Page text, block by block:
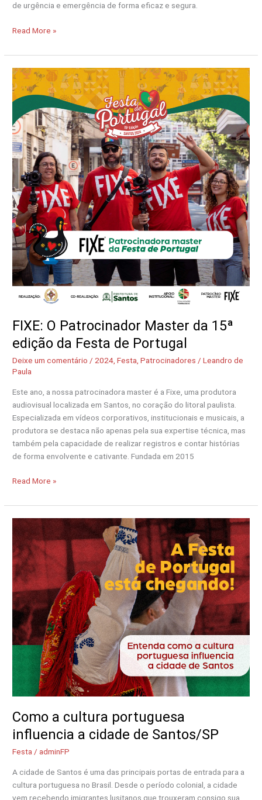
de urgência e emergência de forma eficaz e segura.
Read More »
FIXE: O Patrocinador Master da 15ª
edição da Festa de Portugal
Deixe um comentário / 2024 ,Festa ,Patrocinadores /Leandro de
Paula
Este ano, a nossa patrocinadora master é a Fixe, uma produtora
audiovisual localizada em Santos, no coração do litoral paulista.
Especializada em vídeos corporativos, institucionais e musicais, a
produtora se destaca não apenas pela sua expertise técnica, mas
também pela capacidade de realizar registros e contar histórias
de forma envolvente e cativante. Fundada em 2015
FIXE:
O
Patrocinador
Master
da
15ª
edição
da
Festa
de
Portugal
Read More »
Como a cultura portuguesa
influencia a cidade de Santos/SP
Festa / adminFP
A cidade de Santos é uma das principais portas de entrada para a
cultura portuguesa no Brasil. Desde o período colonial, a cidade
vem recebendo imigrantes lusitanos que trouxeram consigo sua
Como
cultura
portuguesa
influencia
a
cidade
de
Santos/SP